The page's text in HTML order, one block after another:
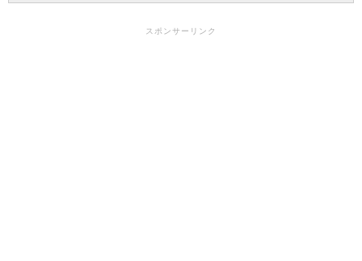
スポンサーリンク